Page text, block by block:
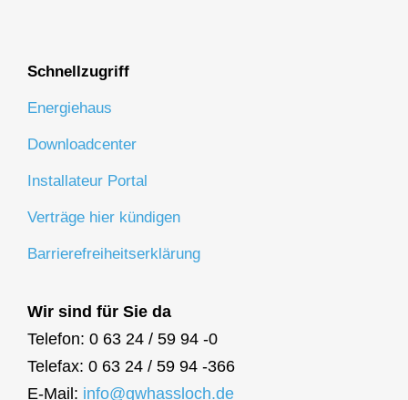
Schnellzugriff
Energiehaus
Downloadcenter
Installateur Portal
Verträge hier kündigen
Barrierefreiheitserklärung
Wir sind für Sie da
Telefon: 0 63 24 / 59 94 -0
Telefax: 0 63 24 / 59 94 -366
E-Mail: info@gwhassloch.de